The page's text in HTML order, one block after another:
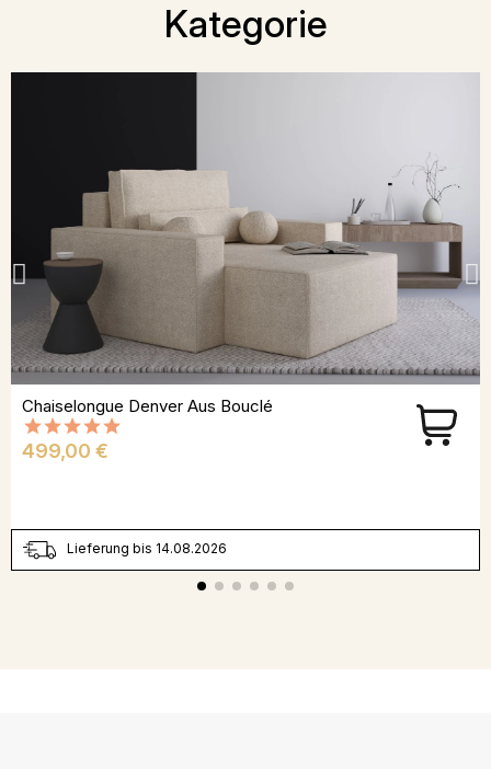
Kategorie
Chaiselongue Denver Aus Bouclé
Preis
499,00 €
Lieferung bis 14.08.2026